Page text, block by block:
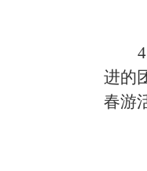
进的
春游